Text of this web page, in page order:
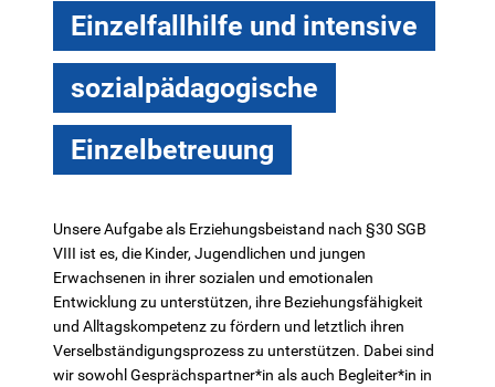
Einzelfallhilfe und intensive
sozialpädagogische
Einzelbetreuung
Unsere Aufgabe als Erziehungsbeistand nach §30 SGB
VIII ist es, die Kinder, Jugendlichen und jungen
Erwachsenen in ihrer sozialen und emotionalen
Entwicklung zu unterstützen, ihre Beziehungsfähigkeit
und Alltagskompetenz zu fördern und letztlich ihren
Verselbständigungsprozess zu unterstützen. Dabei sind
wir sowohl Gesprächspartner*in als auch Begleiter*in in